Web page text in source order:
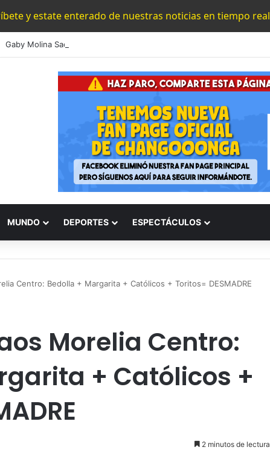
y estate enterado de nuestras noticias en tiempo real
MUNDO DEPORTES ESPECTÁCULOS
Centro: Bedolla + Margarita + Católicos + Toritos= DESMADRE
Morelia Centro:
+ Católicos +
2 minutos de lectura